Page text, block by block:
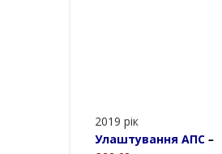
2019 рік
Улаштування АПС –